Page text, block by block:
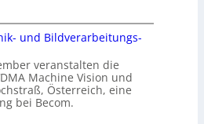
und Bildverarbeitungs-
veranstalten die
Machine Vision und
Österreich, eine
bei Becom.